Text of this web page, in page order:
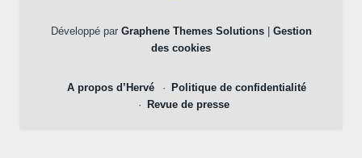
Développé par Graphene Themes Solutions| Gestion
des cookies
A propos d’Hervé
Politique de confidentialité
Revue de presse